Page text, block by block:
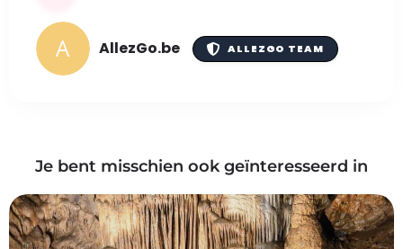
AllezGo.be ALLEZGO TEAM
Je bent misschien ook geïnteresseerd in